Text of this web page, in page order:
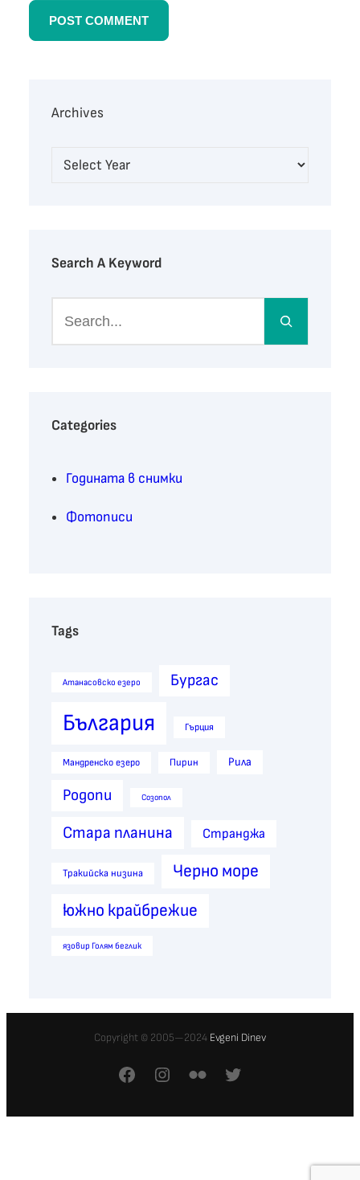
Archives
Search A Keyword
h
Categories
Годината в снимки
Фотописи
Tags
Атанасовско езеро Бургас
България Гърция
Мандренско езеро Пирин Рила
Родопи Созопол
Стара планина Странджа
Тракийска низина
Черно море
южно крайбрежие
язовир Голям беглик
Copyright © 2005—2024 Evgeni Dinev
FacebookInstagram
FlickrTwitter